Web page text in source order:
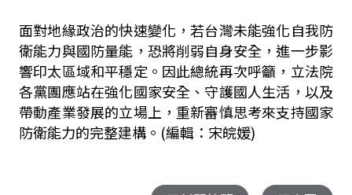
面對地緣政治的快速變化，若台灣未能強化自我防
衛能力與國防量能，恐將削弱自身安全，進一步影
響印太區域和平穩定。因此總統再次呼籲，立法院
各黨團應站在強化國家安全、守護國人生活，以及
帶動產業發展的立場上，重新審慎思考來支持國家
防衛能力的完整建構。(編輯：宋皖媛)